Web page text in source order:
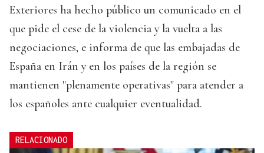
Exteriores ha hecho público un comunicado en el
que pide el cese de la violencia y la vuelta a las
negociaciones, e informa de que las embajadas de
España en Irán y en los países de la región se
mantienen "plenamente operativas" para atender a
los españoles ante cualquier eventualidad.
RELACIONADO